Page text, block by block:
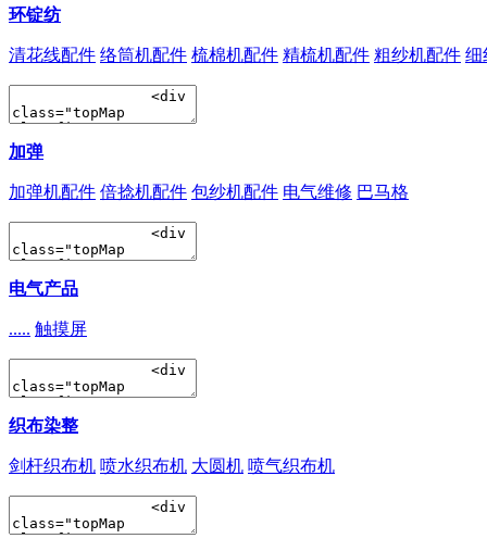
环锭纺
清花线配件 络筒机配件 梳棉机配件 精梳机配件 粗纱机配件 细
加弹
加弹机配件 倍捻机配件 包纱机配件 电气维修 巴马格
电气产品
..... 触摸屏
织布染整
剑杆织布机 喷水织布机 大圆机 喷气织布机